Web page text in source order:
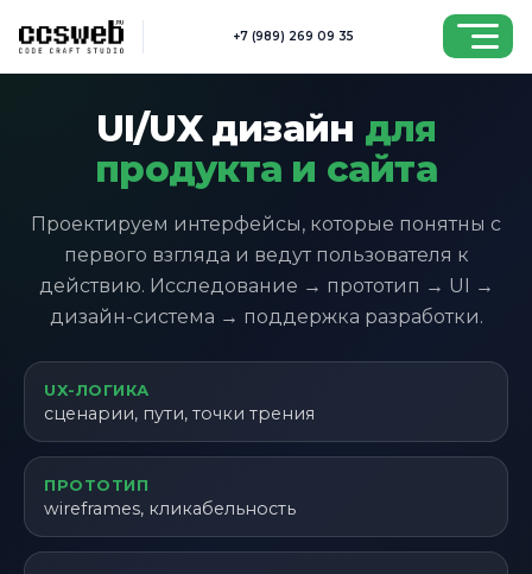
+7 (989) 269 09 35
UI/UX дизайн для
продукта и сайта
Проектируем интерфейсы, которые понятны с
первого взгляда и ведут пользователя к
действию. Исследование → прототип → UI →
дизайн-система → поддержка разработки.
UX-ЛОГИКА
сценарии, пути, точки трения
ПРОТОТИП
wireframes, кликабельность